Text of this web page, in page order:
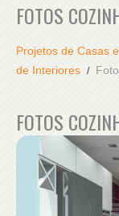
FOTOS
Projetos de Casas
de Interiores
FOTOS